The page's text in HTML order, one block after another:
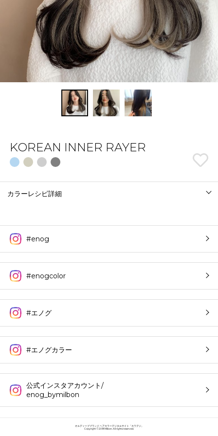
KOREAN INNER RAYER
カラーレシピ詳細
#enog
#enogcolor
#エノグ
#エノグカラー
公式インスタアカウント/
enog_bymilbon
オルディーブブランド ヘアカラーデジタルサイト「カラデジ」
Copyright © 2018 Milbon. All rights reserved.